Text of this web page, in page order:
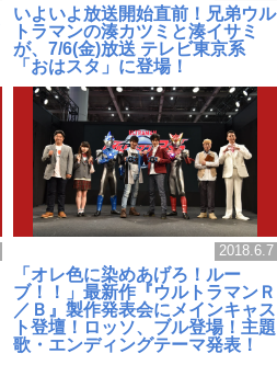
いよいよ放送開始直前！兄弟ウル
トラマンの湊カツミと湊イサミ
が、7/6(金)放送 テレビ東京系
「おはスタ」に登場！
2018.6.7
「オレ色に染めあげろ！ルー
ブ！！」最新作『ウルトラマンＲ
／Ｂ』製作発表会にメインキャス
ト登壇！ロッソ、ブル登場！主題
歌・エンディングテーマ発表！